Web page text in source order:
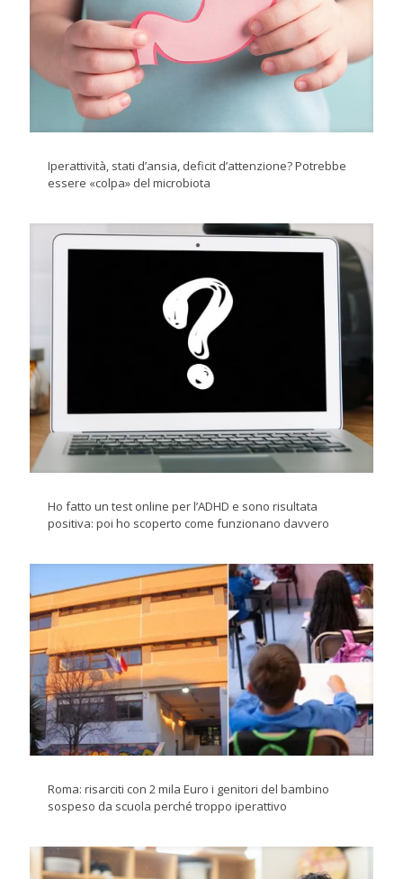
Iperattività, stati d’ansia, deficit d’attenzione? Potrebbe
essere «colpa» del microbiota
Ho fatto un test online per l’ADHD e sono risultata
positiva: poi ho scoperto come funzionano davvero
Roma: risarciti con 2 mila Euro i genitori del bambino
sospeso da scuola perché troppo iperattivo